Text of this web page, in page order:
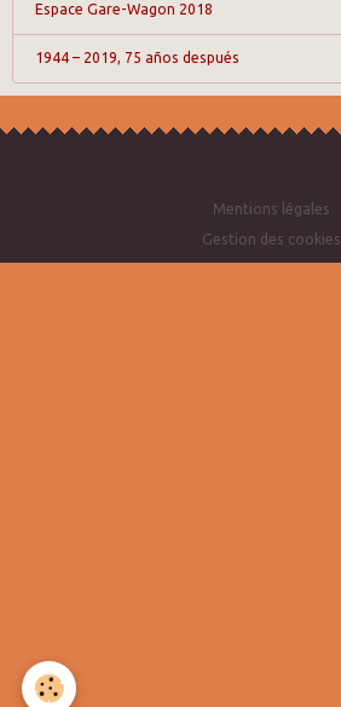
Espace Gare-Wagon 2018
1944 – 2019, 75 años después
Mentions légales
Gestion des cookies